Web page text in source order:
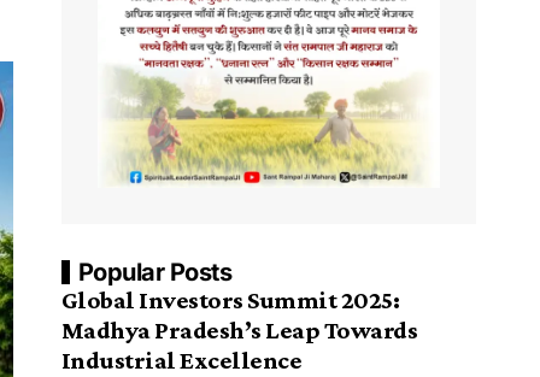
Popular Posts
Global Investors Summit 2025:
Madhya Pradesh’s Leap Towards
Industrial Excellence